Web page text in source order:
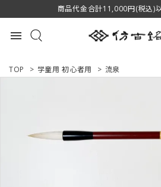
商品代金合計11,000円(税込)以
menu
ようこそ ゲスト 様
TOP > 学童用 初心者用 > 流泉